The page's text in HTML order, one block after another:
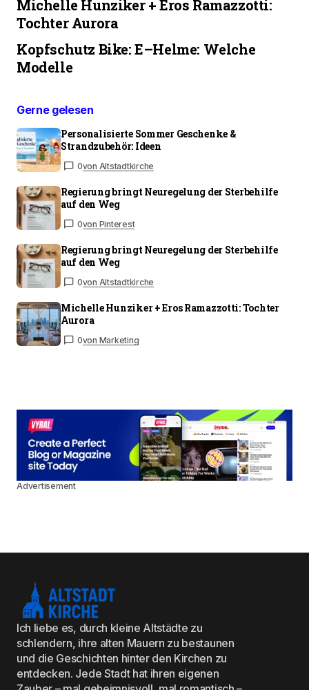
Michelle Hunziker + Eros Ramazzotti:
Tochter Aurora
Kopfschutz Bike: E–Helme: Welche
Modelle
Gerne gelesen
Personalisierte Sommer Geschenke &
Strandzubehör: Ideen
0von Altstadtkirche
Regierung bringt Neuregelung der Sterbehilfe
auf den Weg
0von Pinterest
Regierung bringt Neuregelung der Sterbehilfe
auf den Weg
0von Altstadtkirche
Michelle Hunziker + Eros Ramazzotti: Tochter
Aurora
0von Marketing
Advertisement
Ich liebe es, durch kleine Altstädte zu
schlendern, ihre alten Mauern zu bestaunen
und die Geschichten hinter den Kirchen zu
entdecken. Jede Stadt hat ihren eigenen